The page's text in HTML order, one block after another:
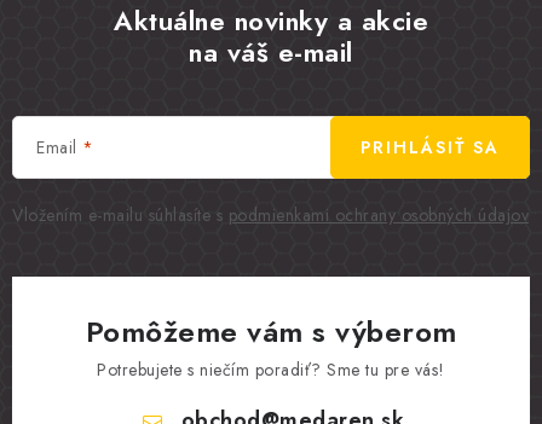
Aktuálne novinky a akcie
na váš e-mail
Email
Vložením e-mailu súhlasíte s podmienkami ochrany osobných údajov
PRIHLÁSIŤ SA
Pomôžeme vám s výberom
Potrebujete s niečím poradiť? Sme tu pre vás!